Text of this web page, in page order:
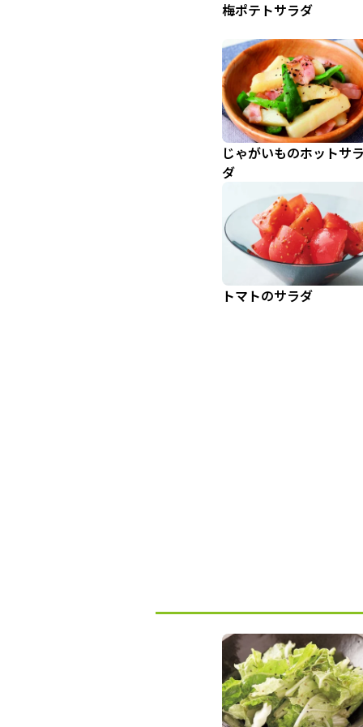
梅ポテトサラダ
じゃがいものホットサ
ダ
トマトのサラダ